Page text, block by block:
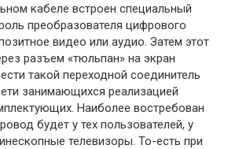
кабеле встроен специальный
преобразователя цифрового
видео или аудио. Затем этот
разъем «тюльпан» на экран
такой переходной соединитель
занимающихся реализацией
Наиболее востребован
будет у тех пользователей, у
телевизоры. То-есть при